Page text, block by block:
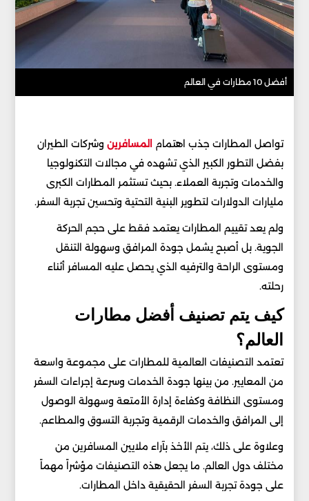
أفضل 10 مطارات في العالم
تواصل المطارات جذب اهتمام المسافرين وشركات الطيران
بفضل التطور الكبير الذي تشهده في مجالات التكنولوجيا
والخدمات وتجربة العملاء. بحيث تستثمر المطارات الكبرى
مليارات الدولارات لتطوير البنية التحتية وتحسين تجربة السفر.
ولم يعد تقييم المطارات يعتمد فقط على حجم الحركة
الجوية. بل أصبح يشمل جودة المرافق وسهولة التنقل
ومستوى الراحة والترفيه الذي يحصل عليه المسافر أثناء
رحلته.
كيف يتم تصنيف أفضل مطارات
العالم؟
تعتمد التصنيفات العالمية للمطارات على مجموعة واسعة
من المعايير. من بينها جودة الخدمات وسرعة إجراءات السفر
ومستوى النظافة وكفاءة إدارة الأمتعة وسهولة الوصول
إلى المرافق والخدمات الرقمية وتجربة التسوق والمطاعم.
وعلاوة على ذلك، يتم الأخذ بآراء ملايين المسافرين من
مختلف دول العالم. ما يجعل هذه التصنيفات مؤشراً مهماً
على جودة تجربة السفر الحقيقية داخل المطارات.